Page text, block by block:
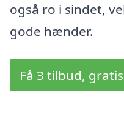
også ro i sindet,
gode hænder.
Få 3 tilbud,